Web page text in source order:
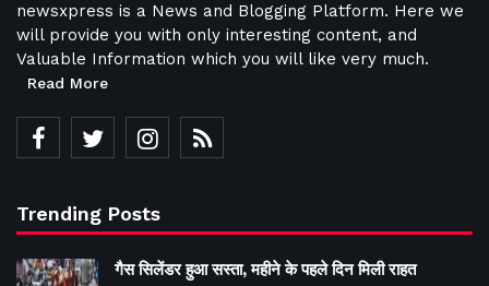
newsxpress is a News and Blogging Platform. Here we
will provide you with only interesting content, and
Valuable Information which you will like very much.
Read More
Trending Posts
गैस सिलेंडर हुआ सस्ता, महीने के पहले दिन मिली राहत